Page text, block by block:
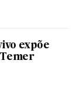
expõe